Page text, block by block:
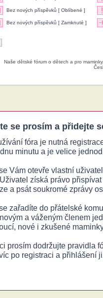
se prosím a přidejte
fóra je nutná
minutu a je velice
Vám otevře vlastní
získá právo
a psát soukromé zprávy
zařadíte do přátelské
a váženým členem
nové i zkušené
prosím dodržujte pravidla
po registraci a přihlášení
Bez nových příspěvků [ Oblíbené ]
Bez nových příspěvků [ Zamknuté ]
Naše dětské fórum o dětech a pro